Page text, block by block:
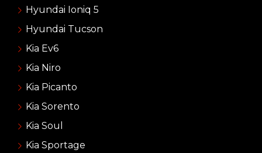
Hyundai Ioniq 5
Hyundai Tucson
Kia Ev6
Kia Niro
Kia Picanto
Kia Sorento
Kia Soul
Kia Sportage